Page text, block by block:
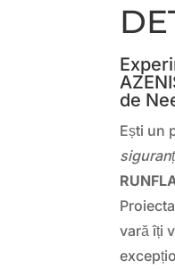
de
Ești un
vară îți